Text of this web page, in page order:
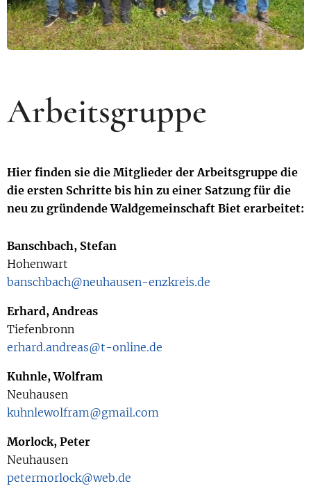
Arbeitsgruppe
Hier finden sie die Mitglieder der Arbeitsgruppe die
die ersten Schritte bis hin zu einer Satzung für die
neu zu gründende Waldgemeinschaft Biet erarbeitet:
Banschbach, Stefan
Hohenwart
banschbach@neuhausen-enzkreis.de
Erhard, Andreas
Tiefenbronn
erhard.andreas@t-online.de
Kuhnle, Wolfram
Neuhausen
kuhnlewolfram@gmail.com
Morlock, Peter
Neuhausen
petermorlock@web.de